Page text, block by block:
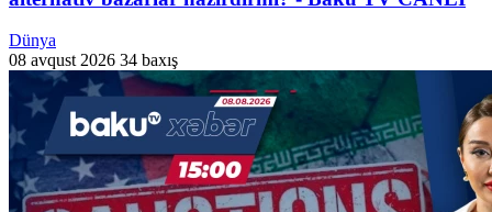
Dünya
08 avqust 2026 34 baxış